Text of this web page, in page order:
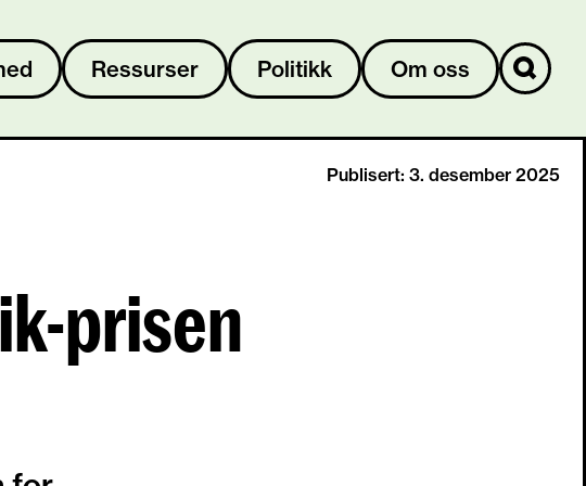
Ressurser Politikk Om oss
Publisert: 3. desember 2025
prisen